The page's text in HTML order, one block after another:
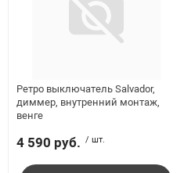
Ручки
Ретро выключатель Salvador,
диммер, внутренний монтаж,
венге
4 590 руб. / шт.